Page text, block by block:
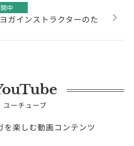
中
ガインストラクターのた
ユーチューブ
を楽しむ動画コンテンツ